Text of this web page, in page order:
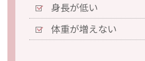
身長が低い
体重が増えない